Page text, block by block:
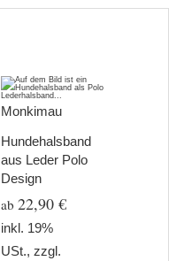
Monkimau
Hundehalsband
aus Leder Polo
Design
ab 22,90 €
inkl. 19%
USt., zzgl.